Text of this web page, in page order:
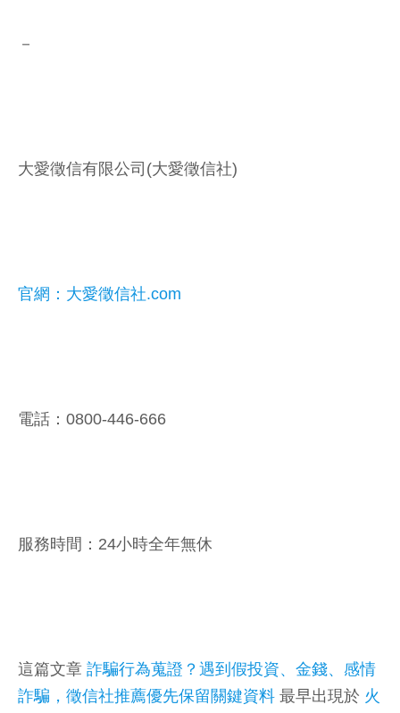
－
大愛徵信有限公司(大愛徵信社)
官網：大愛徵信社.com
電話：0800-446-666
服務時間：24小時全年無休
這篇文章 詐騙行為蒐證？遇到假投資、金錢、感情
詐騙，徵信社推薦優先保留關鍵資料 最早出現於 火